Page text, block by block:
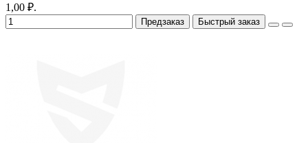
1,00 ₽.
Предзаказ Быстрый заказ